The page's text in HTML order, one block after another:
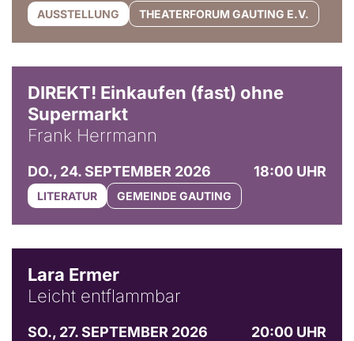
AUSSTELLUNG THEATERFORUM GAUTING E.V.
DIREKT! Einkaufen (fast) ohne
Supermarkt
Frank Herrmann
DO., 24. SEPTEMBER 2026 18:00 UHR
LITERATUR GEMEINDE GAUTING
Lara Ermer
Leicht entflammbar
SO., 27. SEPTEMBER 2026
20:00 UHR